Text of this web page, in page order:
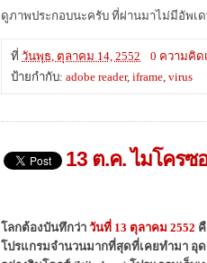
ดูภาพประกอบนะครับ ที่ผ่านมาไม่มีอัพเด
ที่ วันพุธ, ตุลาคม 14, 2552
0 ความคิด
ป้ายกำกับ: adobe reader, iframe virus
13 ต.ค. ไมโคร
โลกต้องบันทึกว่า วันที่ 13 ตุลาคม 2552
โปรแกรมจำนวนมากที่สุดที่เคยทำมา อุ